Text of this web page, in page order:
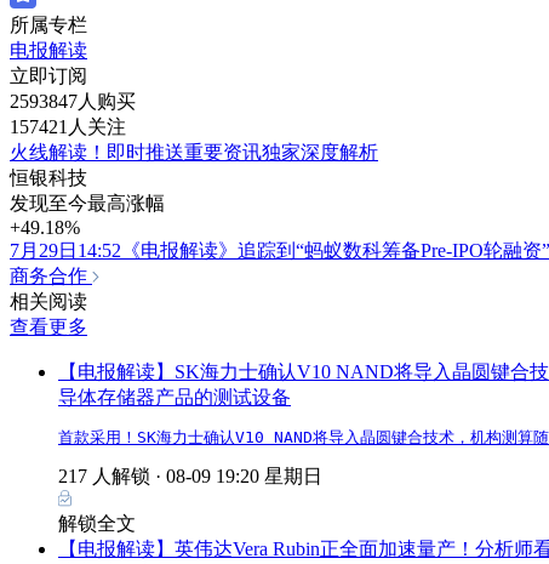
所属专栏
电报解读
立即订阅
2593847人购买
157421人关注
火线解读！即时推送重要资讯独家深度解析
恒银科技
发现至今最高涨幅
+49.18%
7月29日14:52《电报解读》追踪到“蚂蚁数科筹备Pre-IPO轮融
商务合作
相关阅读
查看更多
【电报解读】SK海力士确认V10 NAND将导入晶圆键合
导体存储器产品的测试设备
首款采用！SK海力士确认V10 NAND将导入晶圆键合技术，机构测算
217 人解锁 · 08-09 19:20 星期日
解锁全文
【电报解读】英伟达Vera Rubin正全面加速量产！分析